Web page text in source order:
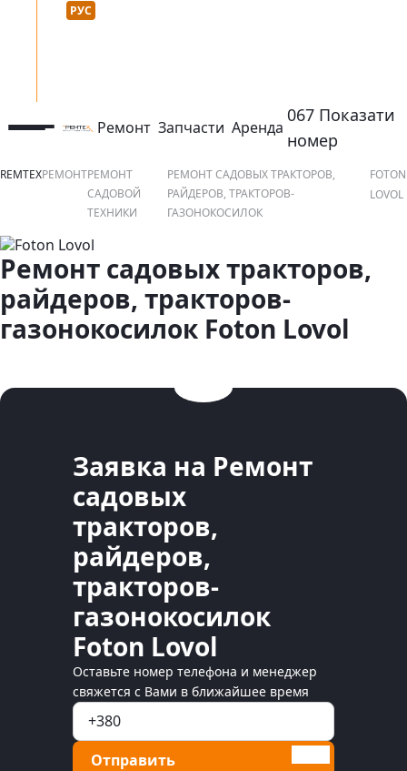
Язык сайта :
РУС
открыть или закрыть навигационное меню
Ремонт Запчасти Аренда контактный
067 Показати
номер
REMTEXРЕМОНТРЕМОНТ
САДОВОЙ
ТЕХНИКИ
РЕМОНТ САДОВЫХ ТРАКТОРОВ,
РАЙДЕРОВ, ТРАКТОРОВ-
ГАЗОНОКОСИЛОК
FOTON
LOVOL
Ремонт садовых тракторов,
райдеров, тракторов-
газонокосилок Foton Lovol
Заявка на Ремонт
садовых
тракторов,
райдеров,
тракторов-
газонокосилок
Foton Lovol
Оставьте номер телефона и менеджер
свяжется с Вами в ближайшее время
Отправить